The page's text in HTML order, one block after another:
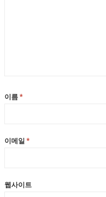
이름*
이메일 *
웹사이트